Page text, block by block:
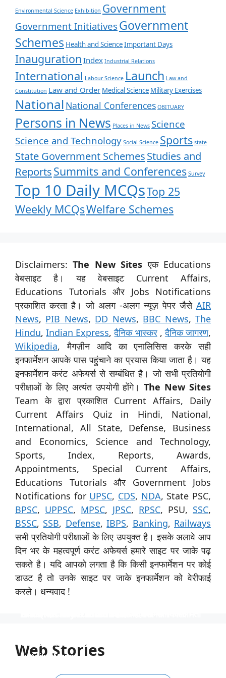
Environmental Science Exhibition Government
Government Initiatives Government
Schemes Health and ScienceImportant Days
Inauguration Index Industrial Relations
International Labour Science Launch Law and
Constitution Law and Order Medical Science Military Exercises
National National Conferences OBITUARY
Persons in News Places in News Science
Science and Technology Social Science Sports state
State Government SchemesStudies and
ReportsSummits and Conferences Survey
Top 10 Daily MCQsTop 25
Weekly MCQsWelfare Schemes
Disclaimers:The New Sites एक Educations
वेबसाइट है। यह वेबसाइट Current Affairs,
Educations Tutorials और Jobs Notifications
प्रकाशित करता है। जो अलग -अलग न्यूज़ पेपर जैसे AIR
News, PIB News, DD News, BBC News,The
Hindu,Indian Express,दैनिक भास्कर,दैनिक जागरण,
Wikipedia, मैगज़ीन आदि का एनालिसिस करके सही
इनफार्मेशन आपके पास पहुंचाने का प्रयास किया जाता है। यह
इनफार्मेशन करंट अफेयर्स से सम्बंधित है। जो सभी प्रतियोगी
परीक्षाओं के लिए अत्यंत उपयोगी होंगे।The New Sites
Team के द्वारा प्रकाशित Current Affairs, Daily
Current Affairs Quiz in Hindi, National,
International, All State, Defense, Business
and Economics, Science and Technology,
Sports, Index, Reports, Awards,
Appointments, Special Current Affairs,
Educations Tutorials और Government Jobs
Notifications for UPSC, CDS, NDA, State PSC,
BPSC, UPPSC, MPSC, JPSC, RPSC, PSU, SSC,
BSSC, SSB, Defense,IBPS, Banking, Railways
सभी प्रतियोगी परीक्षाओं के लिए उपयुक्त है। इसके अलावे आप
दिन भर के महत्वपूर्ण करंट अफेयर्स हमारे साइट पर जाके पढ़
सकते है। यदि आपको लगता है कि किसी इनफार्मेशन पर कोई
डाउट है तो उनके साइट पर जाके इनफार्मेशन को वेरीफाई
करले। धन्यवाद !
Web Stories
सीमा 62 साल तक, साढ़े 4 लाख रुपये की सैलरी।
By Aditya Munna
40 साल तक और 1 लाख से अधिक की सैलरी।
By Aditya Munna
और 90 हजार रुपये से अधिक की सैलरी
By Aditya Munna
अवसर, वेतन 56 हजार तक
By Aditya Munna
1,80,000 तक
By Aditya Munna